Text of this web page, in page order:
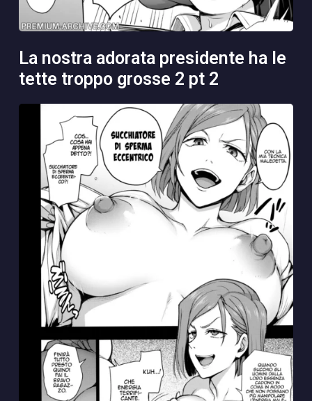
la nostra adorata presidente ha le
tette troppo grosse 2 pt 2